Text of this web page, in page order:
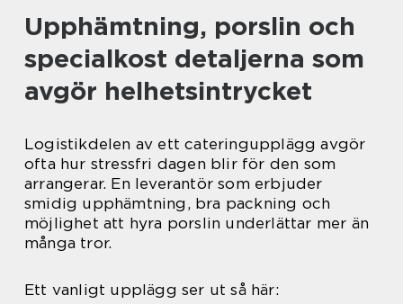
Upphämtning, porslin och
specialkost detaljerna som
avgör helhetsintrycket
Logistikdelen av ett cateringupplägg avgör
ofta hur stressfri dagen blir för den som
arrangerar. En leverantör som erbjuder
smidig upphämtning, bra packning och
möjlighet att hyra porslin underlättar mer än
många tror.
Ett vanligt upplägg ser ut så här: